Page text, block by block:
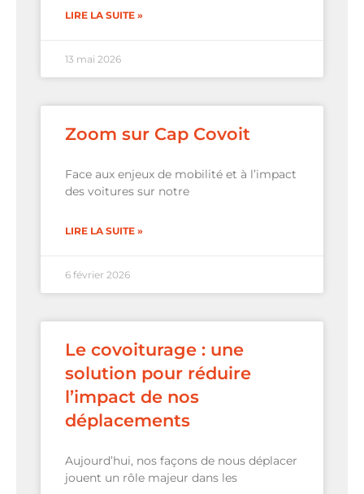
LIRE LA SUITE »
13 mai 2026
Zoom sur Cap Covoit
Face aux enjeux de mobilité et à l’impact
des voitures sur notre
LIRE LA SUITE »
6 février 2026
Le covoiturage : une
solution pour réduire
l’impact de nos
déplacements
Aujourd’hui, nos façons de nous déplacer
jouent un rôle majeur dans les